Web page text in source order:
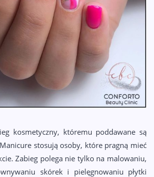
kosmetyczny, któremu poddawane są
stosują osoby, które pragną mieć
Zabieg polega nie tylko na malowaniu,
skórek i pielęgnowaniu płytki